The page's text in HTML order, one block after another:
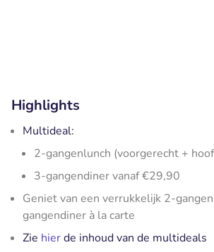
Highlights
Multideal:
2-gangenlunch (voorgerecht +
3-gangendiner vanaf €29,90
Geniet van een verrukkelijk 2-
gangendiner à la carte
Zie hierde inhoud van de multideals